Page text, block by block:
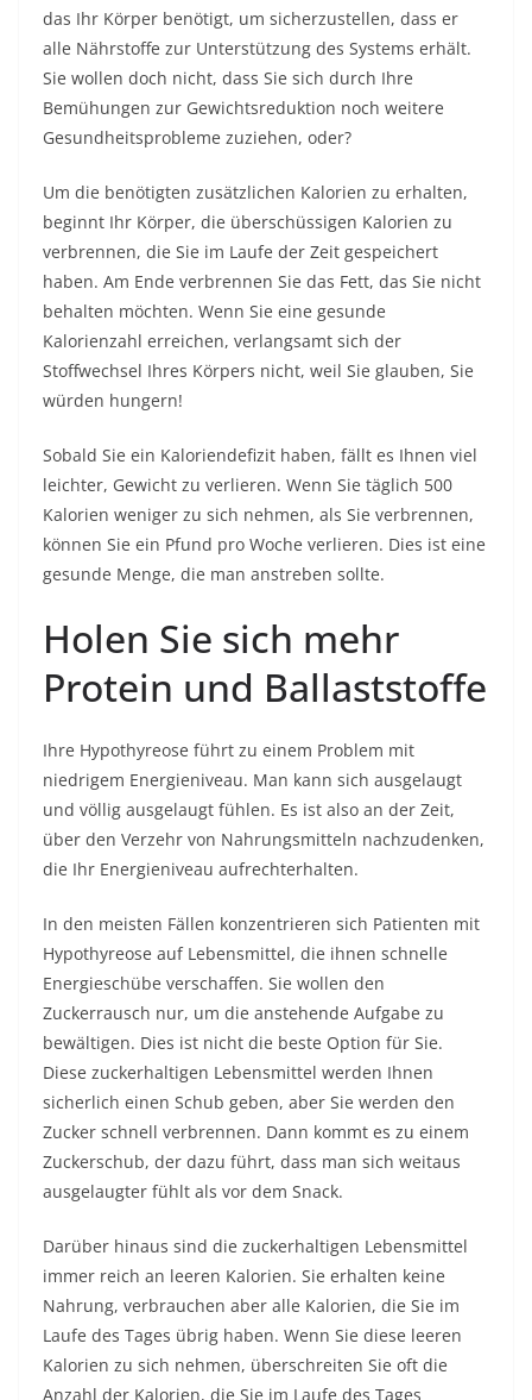
das Ihr Körper benötigt, um sicherzustellen, dass er
alle Nährstoffe zur Unterstützung des Systems erhält.
Sie wollen doch nicht, dass Sie sich durch Ihre
Bemühungen zur Gewichtsreduktion noch weitere
Gesundheitsprobleme zuziehen, oder?
Um die benötigten zusätzlichen Kalorien zu erhalten,
beginnt Ihr Körper, die überschüssigen Kalorien zu
verbrennen, die Sie im Laufe der Zeit gespeichert
haben. Am Ende verbrennen Sie das Fett, das Sie nicht
behalten möchten. Wenn Sie eine gesunde
Kalorienzahl erreichen, verlangsamt sich der
Stoffwechsel Ihres Körpers nicht, weil Sie glauben, Sie
würden hungern!
Sobald Sie ein Kaloriendefizit haben, fällt es Ihnen viel
leichter, Gewicht zu verlieren. Wenn Sie täglich 500
Kalorien weniger zu sich nehmen, als Sie verbrennen,
können Sie ein Pfund pro Woche verlieren. Dies ist eine
gesunde Menge, die man anstreben sollte.
Holen Sie sich mehr
Protein und Ballaststoffe
Ihre Hypothyreose führt zu einem Problem mit
niedrigem Energieniveau. Man kann sich ausgelaugt
und völlig ausgelaugt fühlen. Es ist also an der Zeit,
über den Verzehr von Nahrungsmitteln nachzudenken,
die Ihr Energieniveau aufrechterhalten.
In den meisten Fällen konzentrieren sich Patienten mit
Hypothyreose auf Lebensmittel, die ihnen schnelle
Energieschübe verschaffen. Sie wollen den
Zuckerrausch nur, um die anstehende Aufgabe zu
bewältigen. Dies ist nicht die beste Option für Sie.
Diese zuckerhaltigen Lebensmittel werden Ihnen
sicherlich einen Schub geben, aber Sie werden den
Zucker schnell verbrennen. Dann kommt es zu einem
Zuckerschub, der dazu führt, dass man sich weitaus
ausgelaugter fühlt als vor dem Snack.
Darüber hinaus sind die zuckerhaltigen Lebensmittel
immer reich an leeren Kalorien. Sie erhalten keine
Nahrung, verbrauchen aber alle Kalorien, die Sie im
Laufe des Tages übrig haben. Wenn Sie diese leeren
Kalorien zu sich nehmen, überschreiten Sie oft die
Anzahl der Kalorien, die Sie im Laufe des Tages